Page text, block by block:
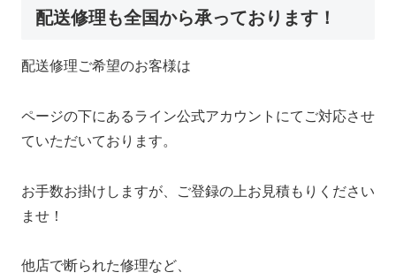
配送修理も全国から承っております！
配送修理ご希望のお客様は
ページの下にあるライン公式アカウントにてご対応させ
ていただいております。
お手数お掛けしますが、ご登録の上お見積もりください
ませ！
他店で断られた修理など、